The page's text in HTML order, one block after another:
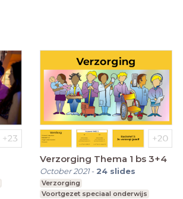
Verzorging Thema 1 bs 3+4
October 2021- 24 slides
Verzorging
Voortgezet speciaal onderwijs